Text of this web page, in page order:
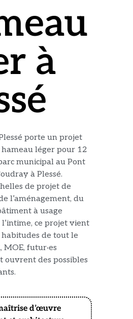
à
porte un projet
léger pour 12
municipal au Pont
à Plessé.
de projet de
l’aménagement, du
à usage
ce projet vient
de tout le
MOE, futur·es
ouvrent des possibles
d’œuvre